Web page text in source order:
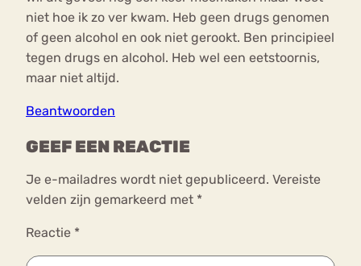
niet hoe ik zo ver kwam. Heb geen drugs genomen
of geen alcohol en ook niet gerookt. Ben principieel
tegen drugs en alcohol. Heb wel een eetstoornis,
maar niet altijd.
Beantwoorden
GEEF EEN REACTIE
Je e-mailadres wordt niet gepubliceerd. Vereiste
velden zijn gemarkeerd met *
Reactie *